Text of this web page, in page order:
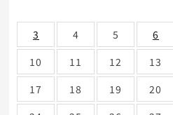
3
4 5 6
10
11 12 13
17
18 19 20